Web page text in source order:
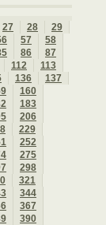
27 28
29
57
58
86
87
112
113
136
137
160
183
206
229
252
275
298
321
344
367
390